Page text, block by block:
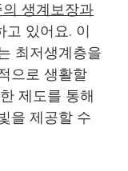
생계보장과
고 있어요. 이
최저생계층을
으로 생활할
제도를 통해
을 제공할 수